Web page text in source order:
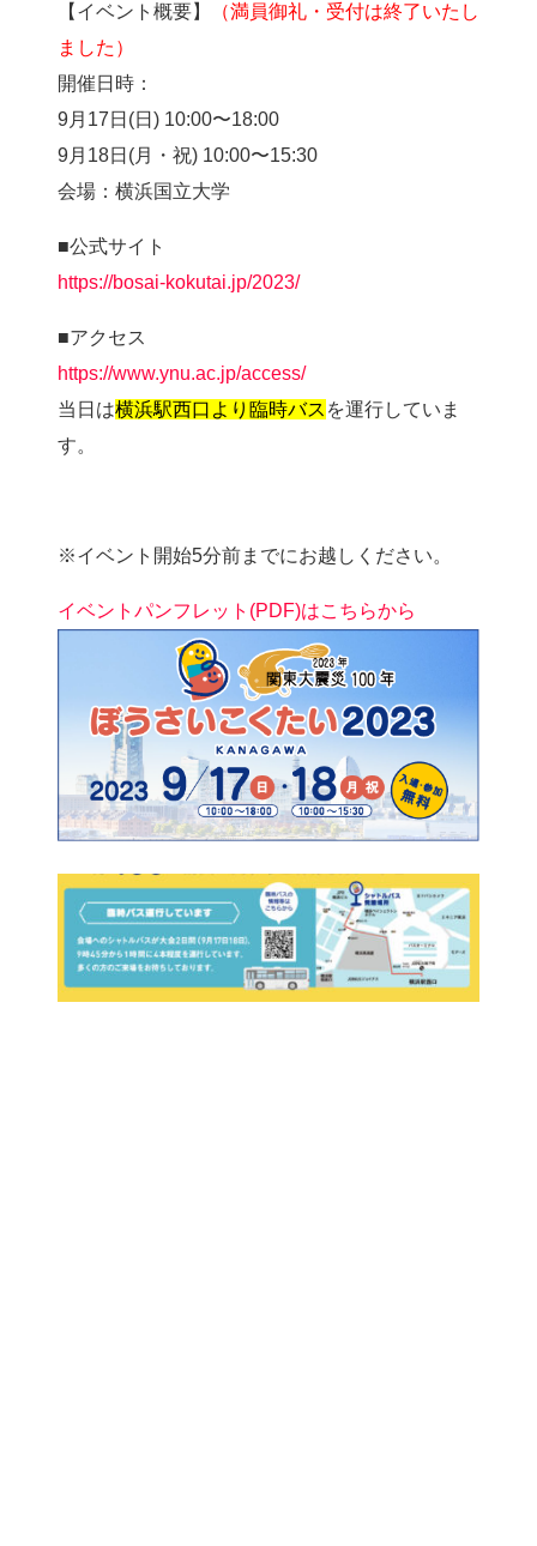
【イベント概要】
（満員御礼・受付は終了いたし
ました）
開催日時：
9月17日(日) 10:00〜18:00
9月18日(月・祝) 10:00〜15:30
会場：横浜国立大学
■公式サイト
https://bosai-kokutai.jp/2023/
■アクセス
https://www.ynu.ac.jp/access/
当日は横浜駅西口より臨時バス を運行していま
す。
※イベント開始5分前までにお越しください。
イベントパンフレット(PDF)はこちらから